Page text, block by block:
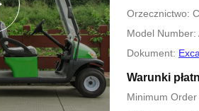
Orzecznictwo:
Model Number:
Dokument:
Warunki
Minimum